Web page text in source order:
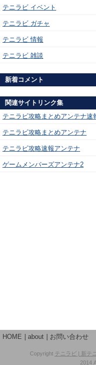
テニラビ イベント
テニラビ ガチャ
テニラビ 情報
テニラビ 雑談
新着コメント
関連サイトリンク集
テニラビ攻略まとめアンテナ速
テニラビ攻略まとめアンテナ
テニラビ攻略速報アンテナ
ゲームメンバーズアンテナ2
HOME about お問い合わせ
Copyright テニラビ | 新テ
2014